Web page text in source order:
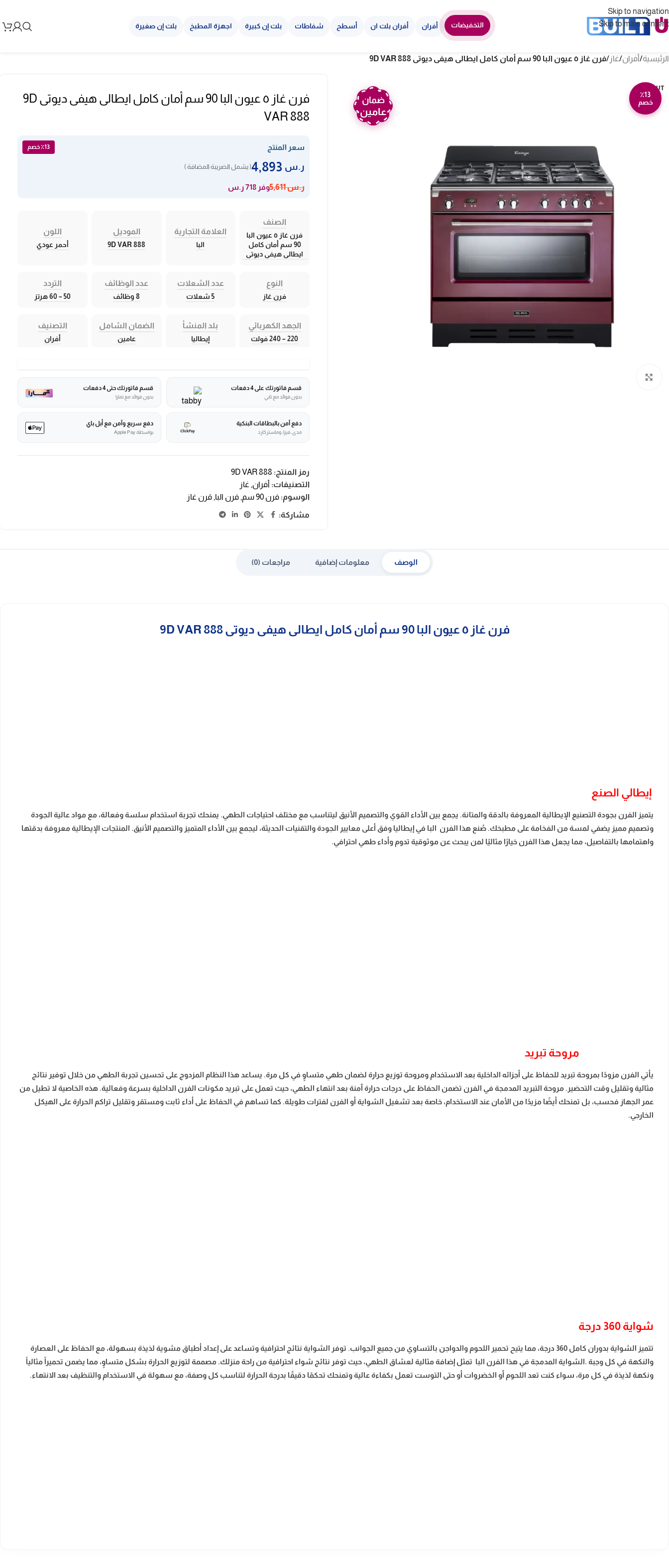
Skip to navigation
Skip to main content
التخفيضات أفران أفران بلت ان أسطح شفاطات بلت إن كبيرة اجهزة المطبخ بلت إن صغيرة
الرئيسية/أفران/غاز /فرن غاز ٥ عيون البا 90 سم أمان كامل ايطالى هيفى ديوتى 9D VAR 888
SOLD OUT
٪13
خصم
ضمان
عامين
فرن غاز ٥ عيون البا 90 سم أمان كامل ايطالى هيفى ديوتى 9D
VAR 888
سعر المنتج ٪13 خصم
ر.س ( يشمل الضريبة المضافة )
ر.س5,611 وفر 718 ر.س
الصنف
فرن غاز ٥ عيون البا
90 سم أمان كامل
ايطالى هيفى ديوتى
العلامة التجارية
البا
الموديل
9D VAR 888
اللون
أحمر عودي
النوع
فرن غاز
عدد الشعلات
5 شعلات
عدد الوظائف
8 وظائف
التردد
50 – 60 هرتز
الجهد الكهربائي
220 – 240 فولت
بلد المنشأ
إيطاليا
الضمان الشامل
عامين
التصنيف
أفران
قسم فاتورتك على 4 دفعات
بدون فوائد مع تابي
قسم فاتورتك حتى 4 دفعات
بدون فوائد مع تمارا
دفع آمن بالبطاقات البنكية
مدى، فيزا، وماستركارد
دفع سريع وآمن مع أبل باي
بواسطة Apple Pay
رمز المنتج: 9D VAR 888
التصنيفات: أفران, غاز
الوسوم: فرن 90 سم , فرن البا, قرن غاز
مشاركة:
الوصف معلومات إضافية مراجعات (0)
فرن غاز ٥ عيون البا 90 سم أمان كامل ايطالى هيفى ديوتى 9D VAR 888
إيطالي الصنع
يتميز الفرن بجودة التصنيع الإيطالية المعروفة بالدقة والمتانة. يجمع بين الأداء القوي والتصميم الأنيق ليتناسب مع مختلف احتياجات الطهي. يمنحك تجربة استخدام سلسة وفعالة، مع مواد عالية الجودة
وتصميم مميز يضفي لمسة من الفخامة على مطبخك. صُنع هذا الفرن البا في إيطاليا وفق أعلى معايير الجودة والتقنيات الحديثة، ليجمع بين الأداء المتميز والتصميم الأنيق. المنتجات الإيطالية معروفة بدقتها
واهتمامها بالتفاصيل، مما يجعل هذا الفرن خيارًا مثاليًا لمن يبحث عن موثوقية تدوم وأداء طهي احترافي.
مروحة تبريد
يأتي الفرن مزودًا بمروحة تبريد للحفاظ على أجزائه الداخلية بعد الاستخدام ومروحة توزيع حرارة لضمان طهي متساوٍ في كل مرة. يساعد هذا النظام المزدوج على تحسين تجربة الطهي من خلال توفير نتائج
مثالية وتقليل وقت التحضير. مروحة التبريد المدمجة في الفرن تضمن الحفاظ على درجات حرارة آمنة بعد انتهاء الطهي، حيث تعمل على تبريد مكونات الفرن الداخلية بسرعة وفعالية. هذه الخاصية لا تطيل من
عمر الجهاز فحسب، بل تمنحك أيضًا مزيدًا من الأمان عند الاستخدام، خاصة بعد تشغيل الشواية أو الفرن لفترات طويلة. كما تساهم في الحفاظ على أداء ثابت ومستقر وتقليل تراكم الحرارة على الهيكل
الخارجي.
شواية 360 درجة
تتميز الشواية بدوران كامل 360 درجة، مما يتيح تحمير اللحوم والدواجن بالتساوي من جميع الجوانب. توفر الشواية نتائج احترافية وتساعد على إعداد أطباق مشوية لذيذة بسهولة، مع الحفاظ على العصارة
والنكهة في كل وجبة .الشواية المدمجة في هذا الفرن البا تمثل إضافة مثالية لعشاق الطهي، حيث توفر نتائج شواء احترافية من راحة منزلك. مصممة لتوزيع الحرارة بشكل متساوٍ، مما يضمن تحميراً مثالياً
ونكهة لذيذة في كل مرة، سواء كنت تعد اللحوم أو الخضروات أو حتى التوست تعمل بكفاءة عالية وتمنحك تحكمًا دقيقًا بدرجة الحرارة لتناسب كل وصفة، مع سهولة في الاستخدام والتنظيف بعد الانتهاء.